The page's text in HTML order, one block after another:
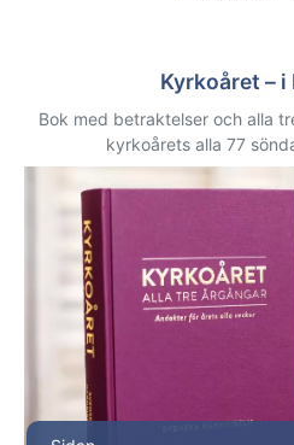
Kyrkoåret –
Bok med betraktelser och alla
kyrkoårets alla 77